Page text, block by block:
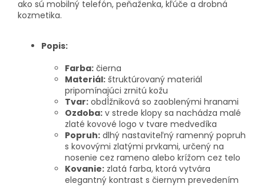
ako sú mobilný telefón, peňaženka, kľúče a drobná
kozmetika.
Popis:
Farba: čierna
Materiál: štruktúrovaný materiál
pripomínajúci zrnitú kožu
Tvar: obdĺžniková so zaoblenými hranami
Ozdoba: v strede klopy sa nachádza malé
zlaté kovové logo v tvare medvedíka
Popruh: dlhý nastaviteľný ramenný popruh
s kovovými zlatými prvkami, určený na
nosenie cez rameno alebo krížom cez telo
Kovanie: zlatá farba, ktorá vytvára
elegantný kontrast s čiernym prevedením